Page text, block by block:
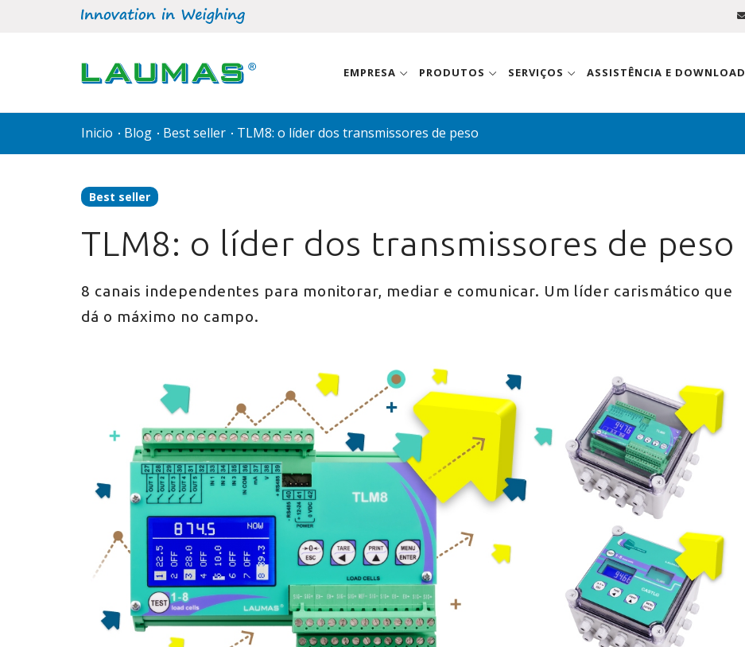
EMPRESA PRODUTOS SERVIÇOS ASSISTÊNCIA E DOWNLOAD
Inicio Blog Best seller TLM8: o líder dos transmissores de peso
Best seller
TLM8: o líder dos transmissores de peso
8 canais independentes para monitorar, mediar e comunicar. Um líder carismático que
dá o máximo no campo.